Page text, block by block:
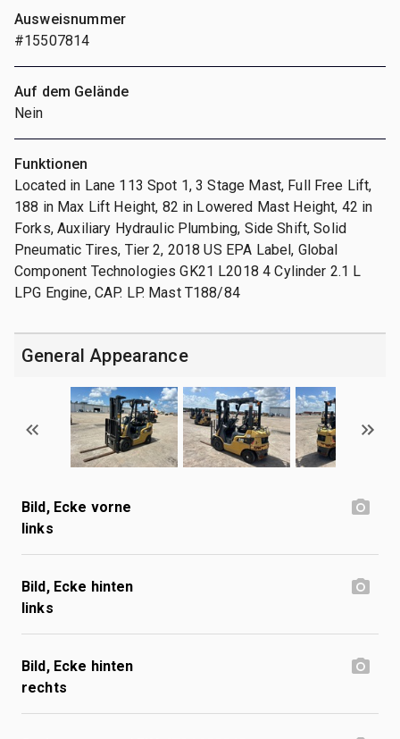
Ausweisnummer
#15507814
Auf dem Gelände
Nein
Funktionen
Located in Lane 113 Spot 1, 3 Stage Mast, Full Free Lift,
188 in Max Lift Height, 82 in Lowered Mast Height, 42 in
Forks, Auxiliary Hydraulic Plumbing, Side Shift, Solid
Pneumatic Tires, Tier 2, 2018 US EPA Label, Global
Component Technologies GK21 L2018 4 Cylinder 2.1 L
LPG Engine, CAP. LP. Mast T188/84
General Appearance
Bild, Ecke vorne
links
Bild, Ecke hinten
links
Bild, Ecke hinten
rechts